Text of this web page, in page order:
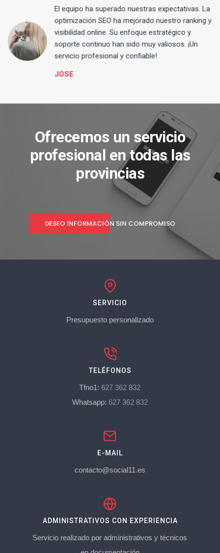
El equipo ha superado nuestras expectativas. La
optimización SEO ha mejorado nuestro ranking y
visibilidad online. Su enfoque estratégico y
soporte continuo han sido muy valiosos. ¡Un
servicio profesional y confiable!
JOSE
Ofrecemos un servicio
profesional en todas las
provincias
DESEO INFORMACIÓN SIN COMPROMISO
SERVICIO
Presupuesto personalizado
TELÉFONOS
Tfno1: 627 362 832
Whatsapp: 627 362 832
E-MAIL
contacto@social11.es
ADMINISTRATIVOS CON EXPERIENCIA
Servicio realizado por administrativos y técnicos